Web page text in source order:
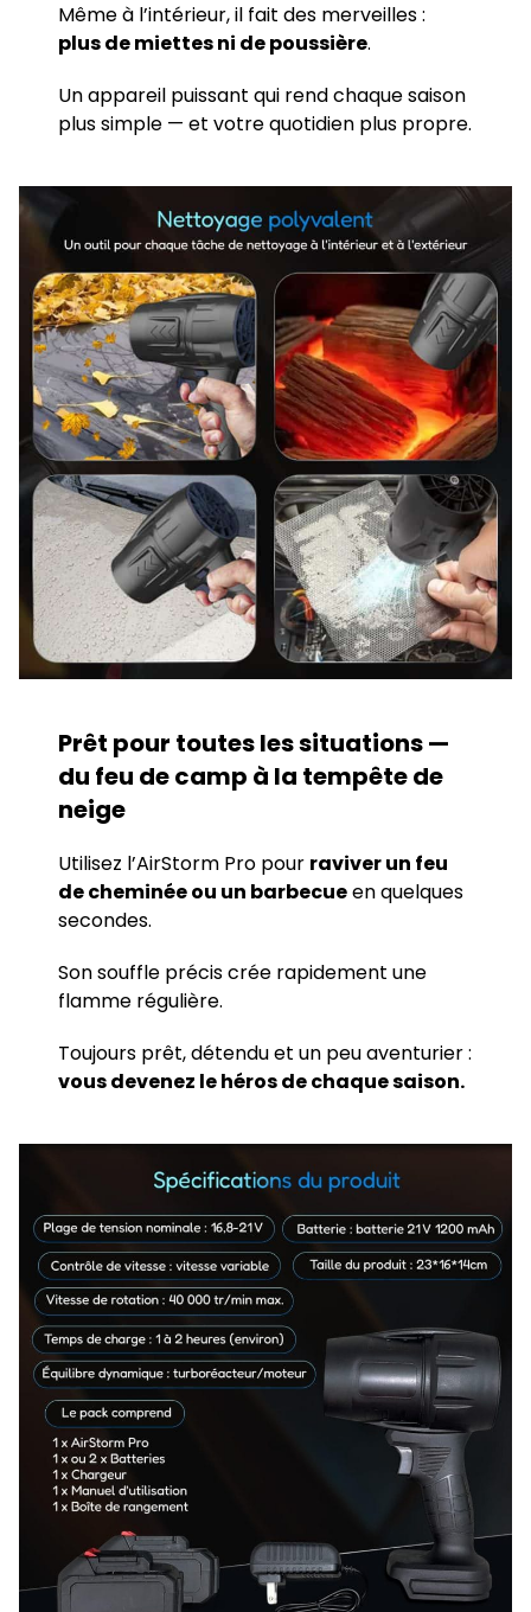
Même à l’intérieur, il fait des merveilles :
plus de miettes ni de poussière.
Un appareil puissant qui rend chaque saison
plus simple — et votre quotidien plus propre.
Prêt pour toutes les situations —
du feu de camp à la tempête de
neige
Utilisez l’AirStorm Pro pour raviver un feu
de cheminée ou un barbecueen quelques
secondes.
Son souffle précis crée rapidement une
flamme régulière.
Toujours prêt, détendu et un peu aventurier :
vous devenez le héros de chaque saison.